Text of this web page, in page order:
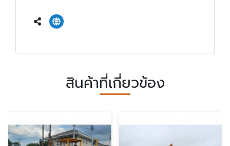
สินค้าที่เกี่ยวข้อง